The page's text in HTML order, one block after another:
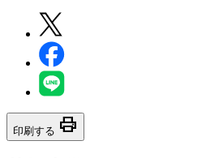
印刷する print